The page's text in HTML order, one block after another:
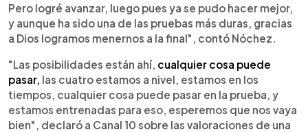
Pero logré avanzar, luego pues ya se pudo hacer mejor,
y aunque ha sido una de las pruebas más duras, gracias
a Dios logramos menernos a la final", contó Nóchez.
"Las posibilidades están ahí, cualquier cosa puede
pasar, las cuatro estamos a nivel, estamos en los
tiempos, cualquier cosa puede pasar en la prueba, y
estamos entrenadas para eso, esperemos que nos vaya
bien", declaró a Canal 10 sobre las valoraciones de una